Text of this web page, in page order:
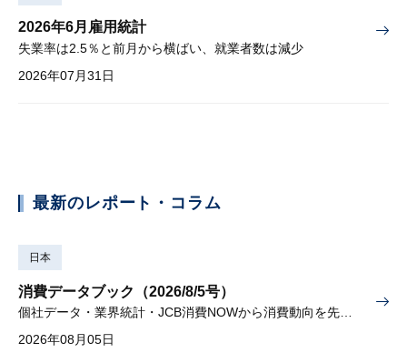
2026年6月雇用統計
失業率は2.5％と前月から横ばい、就業者数は減少
2026年07月31日
最新のレポート・コラム
日本
消費データブック（2026/8/5号）
個社データ・業界統計・JCB消費NOWから消費動向を先取り
2026年08月05日